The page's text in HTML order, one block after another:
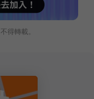
得轉載。